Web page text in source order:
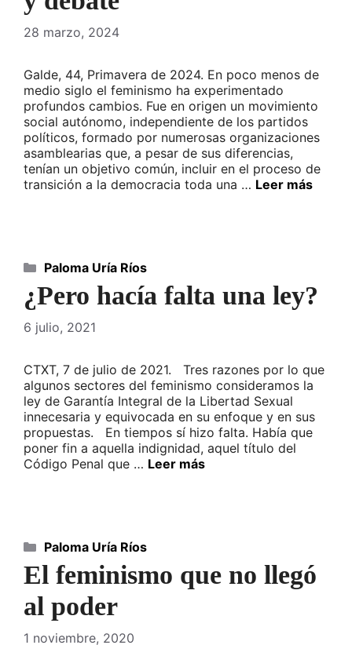
28 marzo, 2024
Galde, 44, Primavera de 2024. En poco menos de
medio siglo el feminismo ha experimentado
profundos cambios. Fue en origen un movimiento
social autónomo, independiente de los partidos
políticos, formado por numerosas organizaciones
asamblearias que, a pesar de sus diferencias,
tenían un objetivo común, incluir en el proceso de
transición a la democracia toda una … Leer más
¿Pero hacía falta una ley?
6 julio, 2021
CTXT, 7 de julio de 2021. Tres razones por lo que
algunos sectores del feminismo consideramos la
ley de Garantía Integral de la Libertad Sexual
innecesaria y equivocada en su enfoque y en sus
propuestas. En tiempos sí hizo falta. Había que
poner fin a aquella indignidad, aquel título del
Código Penal que … Leer más
Categorías
Paloma Uría Ríos
El feminismo que no llegó
al poder
1 noviembre, 2020
Categorías
Paloma Uría Ríos